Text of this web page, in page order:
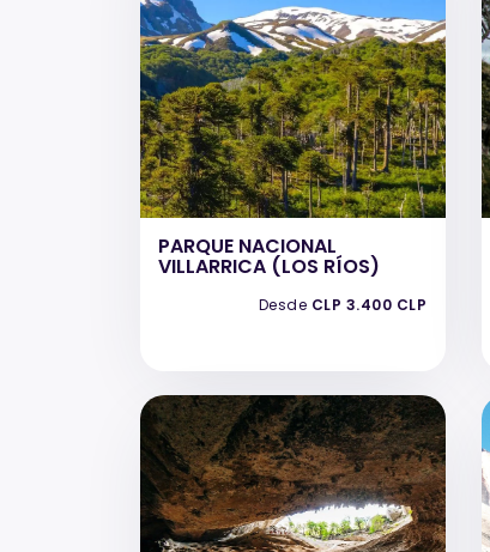
PARQUE NACIONAL
VILLARRICA (LOS RÍOS)
Desde CLP 3.400 CLP